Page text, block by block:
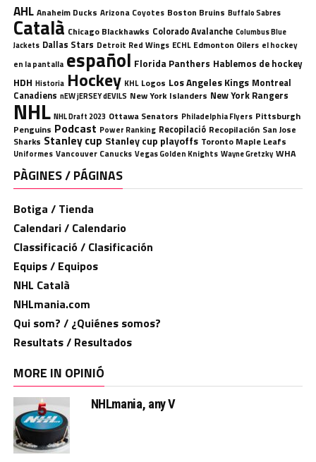
AHL Anaheim Ducks Arizona Coyotes Boston Bruins Buffalo Sabres
Català Chicago Blackhawks Colorado Avalanche Columbus Blue
Jackets Dallas Stars Detroit Red Wings ECHL Edmonton Oilers el hockey
en la pantalla español Florida Panthers Hablemos de hockey
HDH Historia Hockey KHL Logos Los Angeles Kings Montreal
Canadiens nEW jERSEY dEVILS New York Islanders New York Rangers
NHL NHL Draft 2023 Ottawa Senators Philadelphia Flyers Pittsburgh
Penguins Podcast Power Ranking Recopilació Recopilación San Jose
Sharks Stanley cup Stanley cup playoffs Toronto Maple Leafs
Uniformes Vancouver Canucks Vegas Golden Knights Wayne Gretzky WHA
PÀGINES / PÁGINAS
Botiga / Tienda
Calendari / Calendario
Classificació / Clasificación
Equips / Equipos
NHL Català
NHLmania.com
Qui som? / ¿Quiénes somos?
Resultats / Resultados
MORE IN OPINIÓ
NHLmania, any V